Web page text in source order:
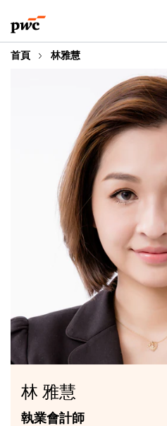
to
content
to
footer
首頁 林雅慧
林 雅慧
執業會計師